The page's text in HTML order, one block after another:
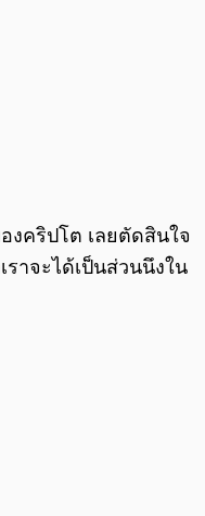
งคริปโต เลยตัดสินใจ
าจะได้เป็นส่วนนึงใน